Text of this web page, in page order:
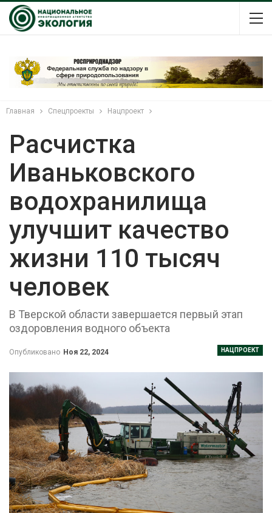
Главная Спецпроекты Нацпроект
Расчистка
Иваньковского
водохранилища
улучшит качество
жизни 110 тысяч
человек
В Тверской области завершается первый этап
оздоровления водного объекта
НАЦПРОЕКТ
Опубликовано Ноя 22, 2024